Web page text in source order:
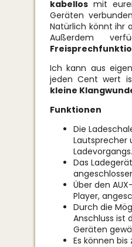
kabellos mit
Geräten
Natürlich könnt ihr
Außerdem
Ich kann aus
jeden Cent wert
kleine
Funktionen
Die
Lautsprecher
Ladevorgangs.
Das
Über den
Player,
Durch die
Anschluss ist
Geräten
Es können